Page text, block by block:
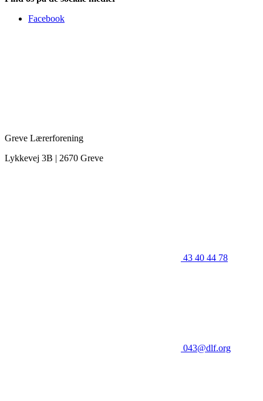
Facebook
Greve Lærerforening
Lykkevej 3B | 2670 Greve
43 40 44 78
043@dlf.org